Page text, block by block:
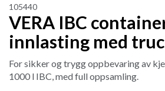
105440
VERA IBC
innlasting med
For sikker og trygg oppbevaring av
1000 l IBC, med full oppsamling.